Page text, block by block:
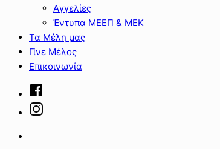
Αγγελίες
Έντυπα ΜΕΕΠ & ΜΕΚ
Τα Μέλη μας
Γίνε Μέλος
Επικοινωνία